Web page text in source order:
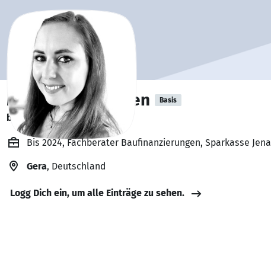
Melanie Heilwagen Basis
bildet sich zurzeit weiter. 🎓
Bis 2024, Fachberater Baufinanzierungen, Sparkasse Jena
Gera, Deutschland
Logg Dich ein, um alle Einträge zu sehen.